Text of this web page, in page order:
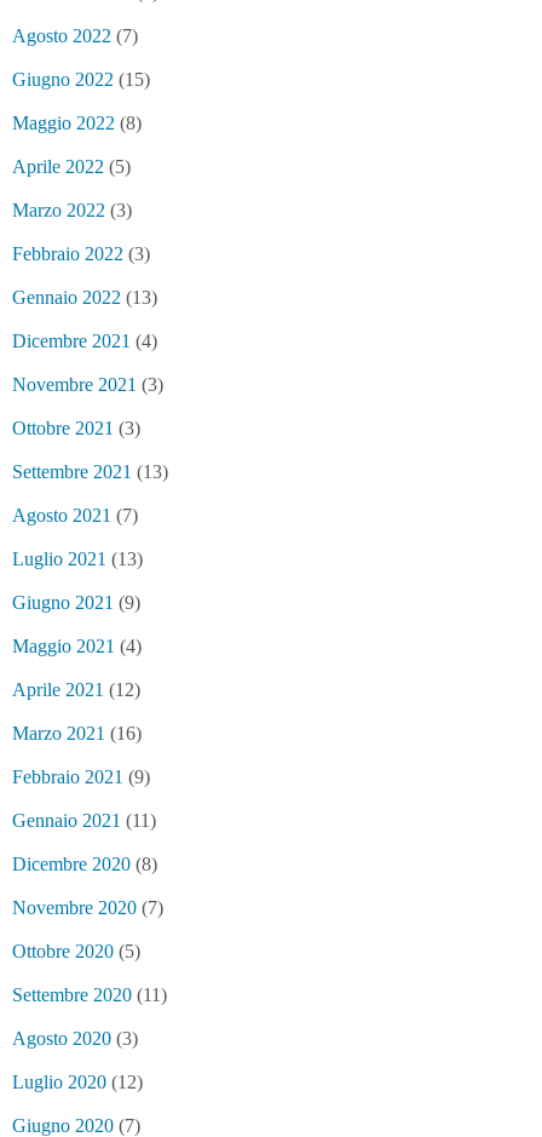
Agosto 2022 (7)
Giugno 2022 (15)
Maggio 2022 (8)
Aprile 2022 (5)
Marzo 2022 (3)
Febbraio 2022 (3)
Gennaio 2022 (13)
Dicembre 2021 (4)
Novembre 2021 (3)
Ottobre 2021 (3)
Settembre 2021 (13)
Agosto 2021 (7)
Luglio 2021 (13)
Giugno 2021 (9)
Maggio 2021 (4)
Aprile 2021 (12)
Marzo 2021 (16)
Febbraio 2021 (9)
Gennaio 2021 (11)
Dicembre 2020 (8)
Novembre 2020 (7)
Ottobre 2020 (5)
Settembre 2020 (11)
Agosto 2020 (3)
Luglio 2020 (12)
Giugno 2020 (7)